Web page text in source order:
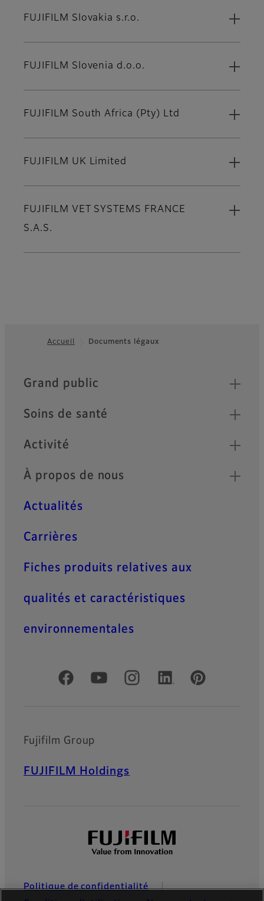
FUJIFILM Slovakia s.r.o.
FUJIFILM Slovenia d.o.o.
FUJIFILM South Africa (Pty) Ltd
FUJIFILM UK Limited
FUJIFILM VET SYSTEMS FRANCE
S.A.S.
Accueil Documents légaux
Quick Links
Grand public
Soins de santé
Activité
À propos de nous
Actualités
Carrières
Fiches produits relatives aux
qualités et caractéristiques
environnementales
Comptes officiels réseaux sociaux
Fujifilm Group
FUJIFILM Holdings
Politique de confidentialité